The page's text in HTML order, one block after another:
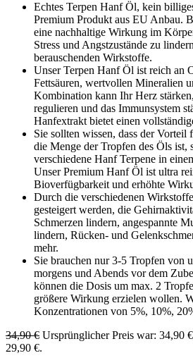
Echtes Terpen Hanf Öl, kein
Premium Produkt aus EU Anbau.
eine nachhaltige Wirkung im
Stress und Angstzustände zu
berauschenden Wirkstoffe.
Unser Terpen Hanf Öl ist reich an
Fettsäuren, wertvollen Mineralien
Kombination kann Ihr Herz
regulieren und das Immunsystem
Hanfextrakt bietet einen
Sie sollten wissen, dass der
die Menge der Tropfen des Öls ist,
verschiedene Hanf Terpene in
Unser Premium Hanf Öl ist ultra
Bioverfügbarkeit und erhöhte
Durch die verschiedenen
gesteigert werden, die
Schmerzen lindern, angespannte
lindern, Rücken- und
mehr.
Sie brauchen nur 3-5 Tropfen von
morgens und Abends vor dem
können die Dosis um max. 2
größere Wirkung erzielen wollen.
Konzentrationen von 5%, 10%,
34,90€ Ursprünglicher Preis war: 34,90 €
29,90 €.